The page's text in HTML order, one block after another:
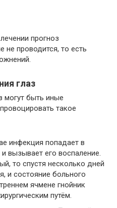
прогноз
не проводится, то есть
глаз
могут быть иные
такое
инфекция попадает в
вызывает его воспаление.
то спустя несколько дней
и состояние больного
ячмене гнойник
путём.